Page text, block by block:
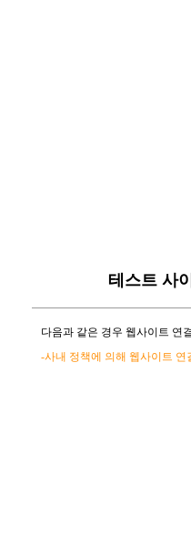
테스트 사
다음과 같은 경우 웹사이트 연
-사내 정책에 의해 웹사이트